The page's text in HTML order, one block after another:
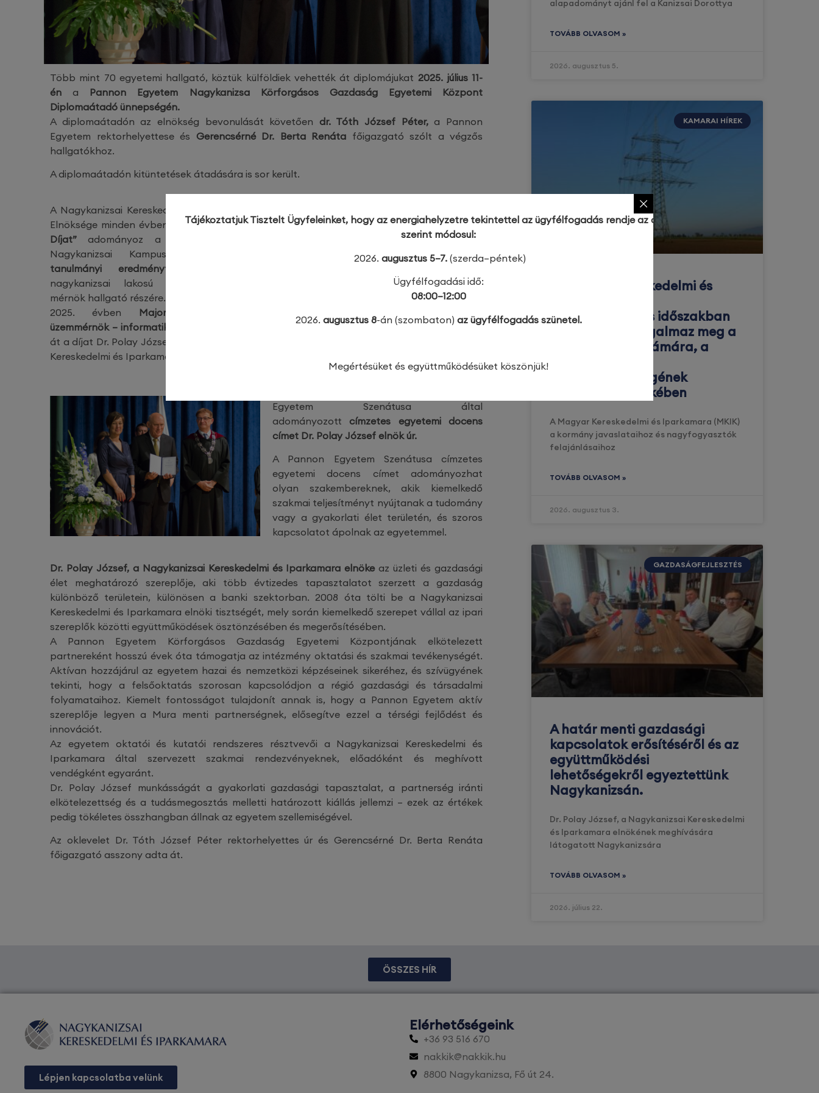
Több mint 70 egyetemi hallgató, köztük külföldiek vehették át diplomájukat 2025. július 11-
én a Pannon Egyetem Nagykanizsa Körforgásos Gazdaság Egyetemi Központ
Diplomaátadó ünnepségén.
A diplomaátadón az elnökség bevonulását követően dr. Tóth József Péter,a Pannon
Egyetem rektorhelyettese és Gerencsérné Dr. Berta Renáta főigazgató szólt a végzős
hallgatókhoz.
A diplomaátadón kitüntetések átadására is sor került.
A Nagykanizsai Kereskedelmi és Iparkamara
Elnöksége minden évben
„Egyetemi Kamarai
Díjat” adományoz a Pannon Egyetem
Nagykanizsai Kampuszán a
tanulmányi eredményt elért,
nagykanizsai lakosú informatikus vagy
mérnök hallgató részére.
2025. évben Major Bálint végzős
üzemmérnök – informatikus hallgató
át a díjat Dr. Polay Józseftől, a Nagykanizsai
Kereskedelmi és Iparkamara elnökétől.
Egyetem Szenátusa által
adományozottcímzetes egyetemi docens
címet Dr. Polay József elnök úr.
A Pannon Egyetem Szenátusa címzetes
egyetemi docens címet adományozhat
olyan szakembereknek, akik kiemelkedő
szakmai teljesítményt nyújtanak a tudomány
vagy a gyakorlati élet területén, és szoros
kapcsolatot ápolnak az egyetemmel.
Dr. Polay József, a Nagykanizsai Kereskedelmi és Iparkamara elnökeaz üzleti és gazdasági
élet meghatározó szereplője, aki több évtizedes tapasztalatot szerzett a gazdaság
különböző területein, különösen a banki szektorban. 2008 óta tölti be a Nagykanizsai
Kereskedelmi és Iparkamara elnöki tisztségét, mely során kiemelkedő szerepet vállal az ipari
szereplők közötti együttműködések ösztönzésében és megerősítésében.
A Pannon Egyetem Körforgásos Gazdaság Egyetemi Központjának elkötelezett
partnereként hosszú évek óta támogatja az intézmény oktatási és szakmai tevékenységét.
Aktívan hozzájárul az egyetem hazai és nemzetközi képzéseinek sikeréhez, és szívügyének
tekinti, hogy a felsőoktatás szorosan kapcsolódjon a régió gazdasági és társadalmi
folyamataihoz. Kiemelt fontosságot tulajdonít annak is, hogy a Pannon Egyetem aktív
szereplője legyen a Mura menti partnerségnek, elősegítve ezzel a térségi fejlődést és
innovációt.
Az egyetem oktatói és kutatói rendszeres résztvevői a Nagykanizsai Kereskedelmi és
Iparkamara által szervezett szakmai rendezvényeknek, előadóként és meghívott
vendégként egyaránt.
Dr. Polay József munkásságát a gyakorlati gazdasági tapasztalat, a partnerség iránti
elkötelezettség és a tudásmegosztás melletti határozott kiállás jellemzi – ezek az értékek
pedig tökéletes összhangban állnak az egyetem szellemiségével.
Az oklevelet Dr. Tóth József Péter rektorhelyettes úr és Gerencsérné Dr. Berta Renáta
főigazgató asszony adta át.
alapadományt ajánl fel a Kanizsai Dorottya
TOVÁBB OLVASOM »
2026. augusztus 5.
KAMARAI HÍREK
A Magyar Kereskedelmi és
energiaválságos időszakban
javaslatokat fogalmaz meg a
vállalkozások számára, a
működőképességének
megőrzése érdekében
A Magyar Kereskedelmi és Iparkamara (MKIK)
a kormány javaslataihoz és nagyfogyasztók
felajánlásaihoz
TOVÁBB OLVASOM »
2026. augusztus 3.
GAZDASÁGFEJLESZTÉS
A határ menti gazdasági
kapcsolatok erősítéséről és az
együttműködési
lehetőségekről egyeztettünk
Nagykanizsán.
Dr. Polay József, a Nagykanizsai Kereskedelmi
és Iparkamara elnökének meghívására
látogatott Nagykanizsára
TOVÁBB OLVASOM »
2026. július 22.
ÖSSZES HÍR
Lépjen kapcsolatba velünk
Elérhetőségeink
+36 93 516 670
nakkik@nakkik.hu
8800 Nagykanizsa, Fő út 24.
Tájékoztatjuk Tisztelt Ügyfeleinket, hogy az energiahelyzetre tekintettel az ügyfélfogadás rendje az alábbiak
szerint módosul:
2026. augusztus 5–7.(szerda–péntek)
Ügyfélfogadási idő:
08:00–12:00
2026. augusztus 8-án (szombaton) az ügyfélfogadás szünetel.
Megértésüket és együttműködésüket köszönjük!